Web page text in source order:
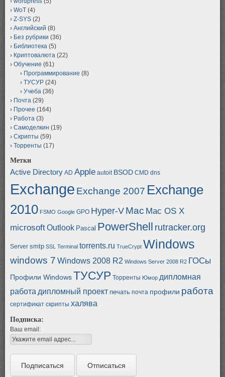
WoT (4)
Z-SYS (2)
Английский (8)
Без рубрики (36)
Библиотека (5)
Криптовалюта (22)
Обучение (61)
Программирование (8)
ТУСУР (24)
Учеба (36)
Почта (29)
Прочее (164)
Работа (3)
Самоделкин (19)
Скрипты (59)
Торренты (17)
Метки
Active Directory AD Apple autoit BSOD CMD dns
Exchange Exchange 2007 Exchange
2010 FSMO Google GPO Hyper-V Mac Mac OS X
microsoftOutlook Pascal PowerShell rutracker.org
Server smtp SSL Terminal torrents.ru TrueCrypt Windows
windows 7 Windows 2008 R2 Windows Server 2008 R2 ГОСы
Профили WindowsТУСУР Торренты Юмор дипломная
работа дипломный проект печать почта профили работа
сертификат скрипты халява
Подписка:
Ваш email: